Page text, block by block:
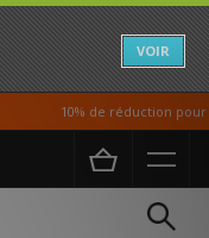
VOIR
10% de réduction pour